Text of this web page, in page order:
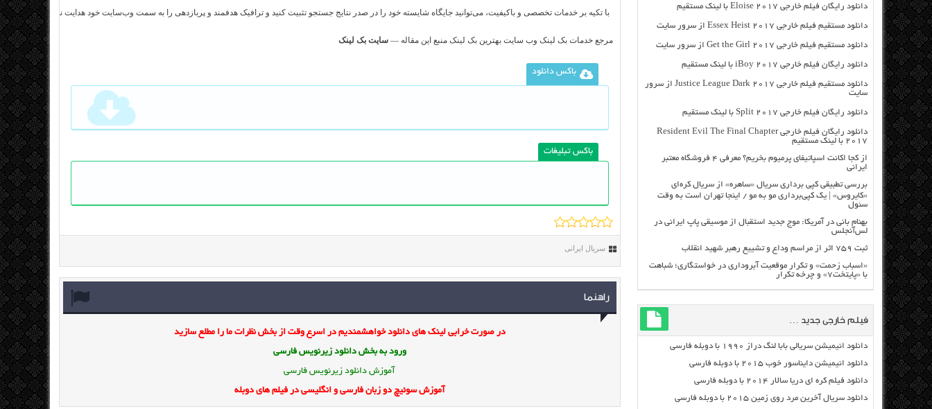
با تکیه بر خدمات تخصصی و باکیفیت، می‌توانید جایگاه شایسته خود را در صدر نتایج جستجو تثبیت کنید و ترافیک هدفمند و پربازدهی را به سمت وب‌سایت خود هدایت نمایید.
مرجع خدمات بک لینک وب سایت بهترین بک لینک منبع این مقاله — سایت بک لینک
باکس دانلود
باکس تبلیغات
سریال ایرانی
راهنما
در صورت خرابی لینک های دانلود خواهشمندیم در اسرع وقت از بخش نظرات ما را مطلع سازید
ورود به بخش دانلود زیرنویس فارسی
آموزش دانلود زیرنویس فارسی
آموزش سوئیچ دو زبان فارسی و انگلیسی در فیلم های دوبله
دانلود رایگان فیلم خارجی Eloise 2017 با لینک مستقیم
دانلود مستقیم فیلم خارجی Essex Heist 2017 از سرور سایت
دانلود مستقیم فیلم خارجی Get the Girl 2017 از سرور سایت
دانلود رایگان فیلم خارجی iBoy 2017 با لینک مستقیم
دانلود مستقیم فیلم خارجی Justice League Dark 2017 از سرور
سایت
دانلود رایگان فیلم خارجی Split 2017 با لینک مستقیم
دانلود رایگان فیلم خارجی Resident Evil The Final Chapter
2017 با لینک مستقیم
از کجا اکانت اسپاتیفای پرمیوم بخریم؟ معرفی ۴ فروشگاه معتبر
ایرانی
بررسی تطبیقی کپی برداری سریال «ساهره» از سریال کره‌ای
«کایروس» | یک کپی‌برداری مو به مو / اینجا تهران است به وقت
سئول
بهنام بانی در آمریکا: موج جدید استقبال از موسیقی پاپ ایرانی در
لس‌آنجلس
ثبت ۷۵۹ اثر از مراسم وداع و تشییع رهبر شهید انقلاب
«اسباب زحمت» و تکرار موقعیت آبروداری در خواستگاری؛ شباهت
با «پایتخت۷» و چرخه تکرار
فیلم خارجی جدید …
دانلود انیمیشن سریالی بابا لنگ دراز ۱۹۹۰ با دوبله فارسی
دانلود انیمیشن دایناسور خوب ۲۰۱۵ با دوبله فارسی
دانلود فیلم کره ای دریا سالار ۲۰۱۴ با دوبله فارسی
دانلود سریال آخرین مرد روی زمین ۲۰۱۵ با دوبله فارسی